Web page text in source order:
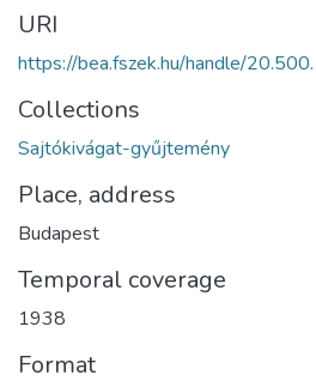
URI
https://bea.fszek.hu/handle/
Collections
Sajtókivágat-gyűjtemény
Place, address
Budapest
Temporal coverage
1938
Format